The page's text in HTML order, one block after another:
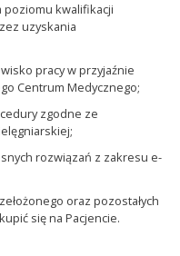
kwalifikacji
uzyskania
pracy w przyjaźnie
Centrum Medycznego;
zgodne ze
rozwiązań z zakresu e-
oraz pozostałych
się na Pacjencie.